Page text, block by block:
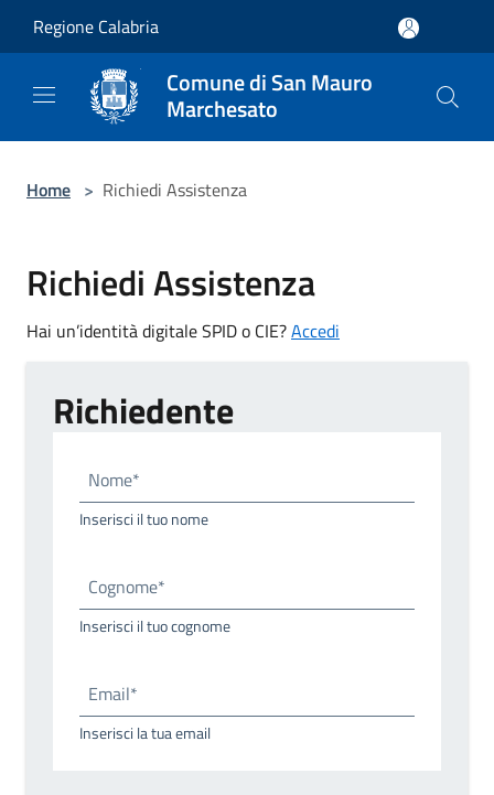
Regione Calabria
Comune di San Mauro
Marchesato
Home > Richiedi Assistenza
Richiedi Assistenza
Hai un’identità digitale SPID o CIE?Accedi
Richiedente
Nome*
Inserisci il tuo nome
Cognome*
Inserisci il tuo cognome
Email*
Inserisci la tua email